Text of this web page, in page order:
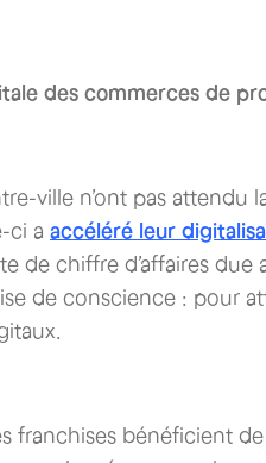
des commerces de
ville n’ont pas attendu
ci a accéléré leur
de chiffre d’affaires due
de conscience : pour
franchises bénéficient